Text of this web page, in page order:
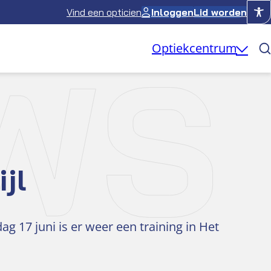
Vind een opticien InloggenLid worden
Optiekcentrum
17 juni is er weer een training in Het